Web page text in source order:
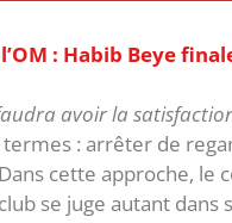
: Habib Beye
avoir la
termes : arrêter de
cette approche, le
se juge autant dans